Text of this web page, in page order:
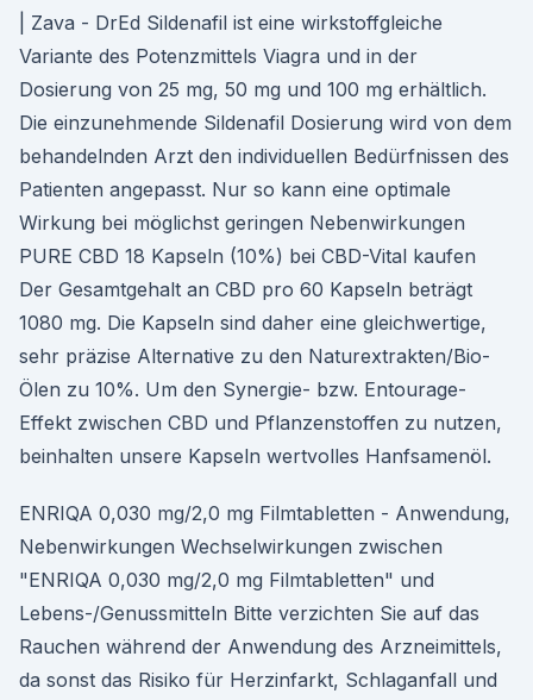
| Zava - DrEd Sildenafil ist eine wirkstoffgleiche
Variante des Potenzmittels Viagra und in der
Dosierung von 25 mg, 50 mg und 100 mg erhältlich.
Die einzunehmende Sildenafil Dosierung wird von dem
behandelnden Arzt den individuellen Bedürfnissen des
Patienten angepasst. Nur so kann eine optimale
Wirkung bei möglichst geringen Nebenwirkungen
PURE CBD 18 Kapseln (10%) bei CBD-Vital kaufen
Der Gesamtgehalt an CBD pro 60 Kapseln beträgt
1080 mg. Die Kapseln sind daher eine gleichwertige,
sehr präzise Alternative zu den Naturextrakten/Bio-
Ölen zu 10%. Um den Synergie- bzw. Entourage-
Effekt zwischen CBD und Pflanzenstoffen zu nutzen,
beinhalten unsere Kapseln wertvolles Hanfsamenöl.
ENRIQA 0,030 mg/2,0 mg Filmtabletten - Anwendung,
Nebenwirkungen Wechselwirkungen zwischen
"ENRIQA 0,030 mg/2,0 mg Filmtabletten" und
Lebens-/Genussmitteln Bitte verzichten Sie auf das
Rauchen während der Anwendung des Arzneimittels,
da sonst das Risiko für Herzinfarkt, Schlaganfall und